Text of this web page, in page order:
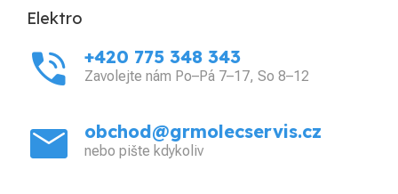
Elektro
phone_in_talk +420 775 348 343
Zavolejte nám Po–Pá 7–17, So 8–12
mail obchod@grmolecservis.cz
nebo pište kdykoliv